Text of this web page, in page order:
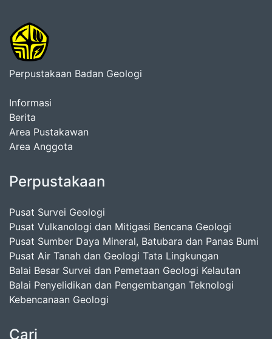
Perpustakaan Badan Geologi
Informasi
Berita
Area Pustakawan
Area Anggota
Perpustakaan
Pusat Survei Geologi
Pusat Vulkanologi dan Mitigasi Bencana Geologi
Pusat Sumber Daya Mineral, Batubara dan Panas Bumi
Pusat Air Tanah dan Geologi Tata Lingkungan
Balai Besar Survei dan Pemetaan Geologi Kelautan
Balai Penyelidikan dan Pengembangan Teknologi
Kebencanaan Geologi
Cari